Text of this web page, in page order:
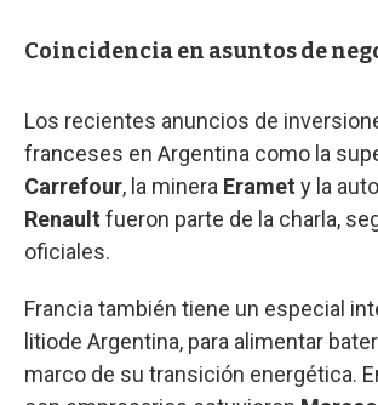
Coincidencia en asuntos de
Los recientes anuncios de
franceses en Argentina como la
Carrefour, la minera Eramet y la
Renault fueron parte de la charla,
oficiales.
Francia también tiene un especial
litiode Argentina, para alimentar
marco de su transición energética.